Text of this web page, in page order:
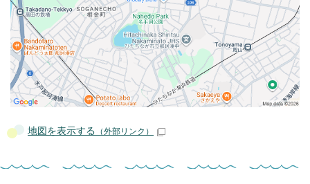
地図を表示する （外部リンク）